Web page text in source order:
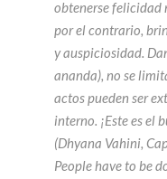
obtenerse felicidad
por el contrario,
y auspiciosidad.
ananda), no se
actos pueden ser
interno. ¡Este es el
(Dhyana Vahini,
People have to be